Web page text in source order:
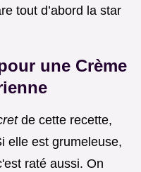
tout d’abord la star
une Crème
de cette recette,
elle est grumeleuse,
raté aussi. On